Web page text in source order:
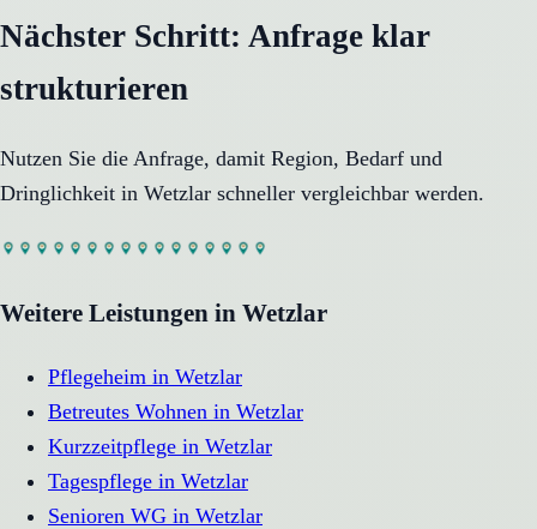
Nächster Schritt: Anfrage klar
strukturieren
Nutzen Sie die Anfrage, damit Region, Bedarf und
Dringlichkeit in Wetzlar schneller vergleichbar werden.
Weitere Leistungen in Wetzlar
Pflegeheim in Wetzlar
Betreutes Wohnen in Wetzlar
Kurzzeitpflege in Wetzlar
Tagespflege in Wetzlar
Senioren WG in Wetzlar